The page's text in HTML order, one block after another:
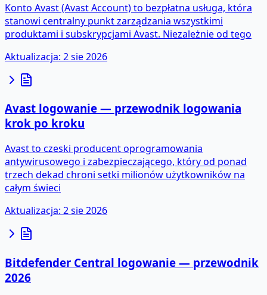
Konto Avast (Avast Account) to bezpłatna usługa, która
stanowi centralny punkt zarządzania wszystkimi
produktami i subskrypcjami Avast. Niezależnie od tego
Aktualizacja: 2 sie 2026
Avast logowanie — przewodnik logowania
krok po kroku
Avast to czeski producent oprogramowania
antywirusowego i zabezpieczającego, który od ponad
trzech dekad chroni setki milionów użytkowników na
całym świeci
Aktualizacja: 2 sie 2026
Bitdefender Central logowanie — przewodnik
2026